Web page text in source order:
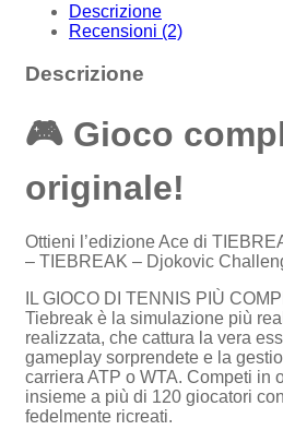
Descrizione
Recensioni (2)
Descrizione
🎮 Gioco
originale!
Ottieni l’edizione Ace di
– TIEBREAK – Djokovic
IL GIOCO DI TENNIS PIÙ
Tiebreak è la simulazione più
realizzata, che cattura la vera
gameplay sorprendete e la
carriera ATP o WTA. Competi in
insieme a più di 120 giocatori
fedelmente ricreati.